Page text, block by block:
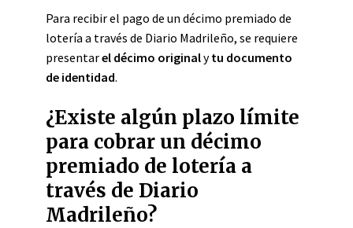
Para recibir el pago de un décimo premiado de
lotería a través de Diario Madrileño, se requiere
presentarel décimo originalytu documento
de identidad.
¿Existe algún plazo límite
para cobrar un décimo
premiado de lotería a
través de Diario
Madrileño?